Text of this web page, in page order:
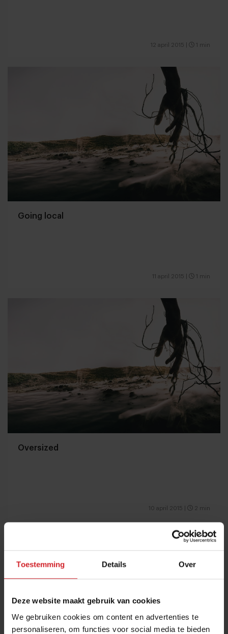
Toestemming Details Over
Deze website maakt gebruik van cookies
We gebruiken cookies om content en advertenties te
personaliseren, om functies voor social media te bieden
12 april 2015 1 min
Going local
11 april 2015 1 min
Oversized
10 april 2015 2 min